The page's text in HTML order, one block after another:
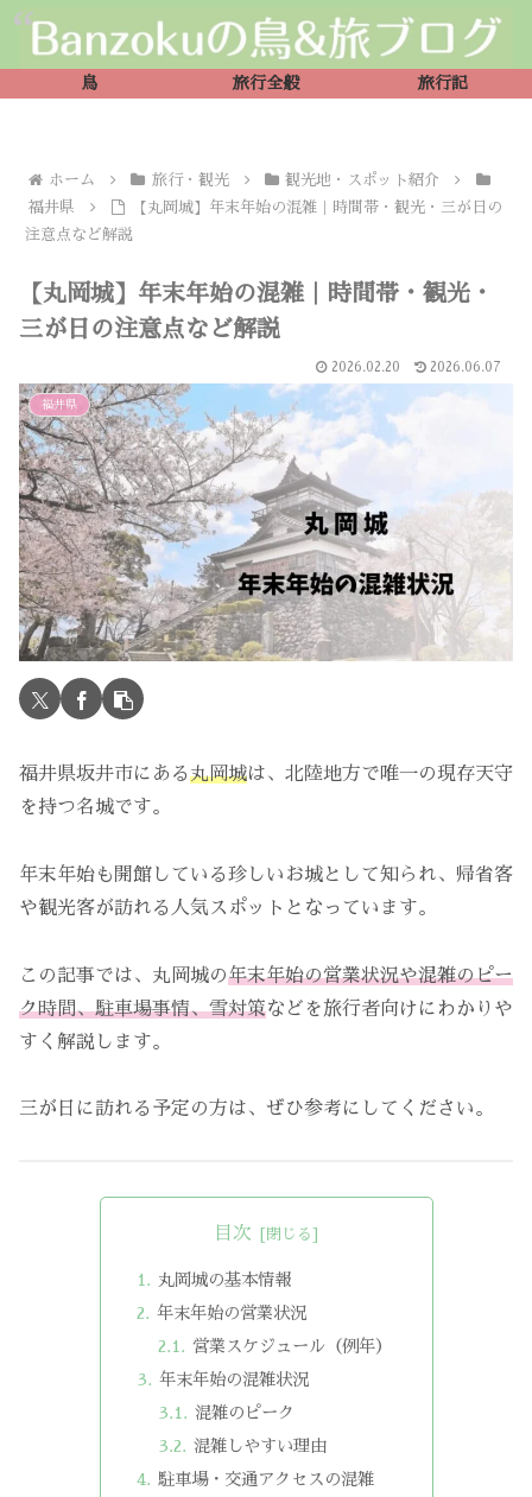
鳥 旅行全般 旅行記
ホーム 旅行・観光
観光地・スポット紹介
福井県
【丸岡城】年末年始の混雑｜時間帯・観光・三が日の
注意点など解説
【丸岡城】年末年始の混雑｜時間帯・観光・
三が日の注意点など解説
2026.02.20 2026.06.07
福井県
福井県坂井市にある丸岡城は、北陸地方で唯一の現存天守
を持つ名城です。
年末年始も開館している珍しいお城として知られ、帰省客
や観光客が訪れる人気スポットとなっています。
この記事では、丸岡城の年末年始の営業状況や混雑のピー
ク時間、駐車場事情、雪対策などを旅行者向けにわかりや
すく解説します。
三が日に訪れる予定の方は、ぜひ参考にしてください。
目次
丸岡城の基本情報
年末年始の営業状況
営業スケジュール（例年）
年末年始の混雑状況
混雑のピーク
混雑しやすい理由
駐車場・交通アクセスの混雑